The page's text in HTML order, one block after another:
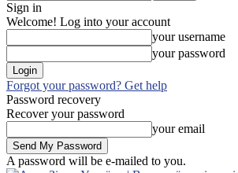
Sign in
Welcome! Log into your account
your username
your password
Forgot your password? Get help
Password recovery
Recover your password
your email
A password will be e-mailed to you.